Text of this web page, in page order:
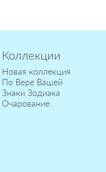
Коллекции
Новая коллекция
По Вере Вашей
Знаки Зодиака
Очарование